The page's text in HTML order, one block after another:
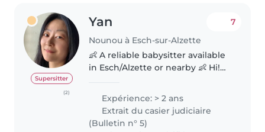
Supersitter
(2)
Yan
Nounou à Esch-sur-Alzette
7
👶 A reliable babysitter available
in Esch/Alzette or nearby 👶 Hi!
services on weekdays and
weekends. Responsible, patient,
and full of energy, I'd..
Expérience: > 2 ans
Extrait du casier judiciaire
(Bulletin n° 5)